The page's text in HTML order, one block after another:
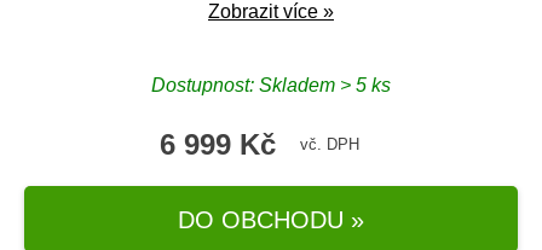
Zobrazit více »
Dostupnost: Skladem > 5 ks
6 999 Kč vč. DPH
DO OBCHODU »